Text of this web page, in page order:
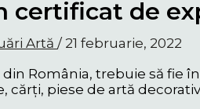
certificat de
Artă / 21 februarie, 2022
din România, trebuie să
cărți, piese de artă